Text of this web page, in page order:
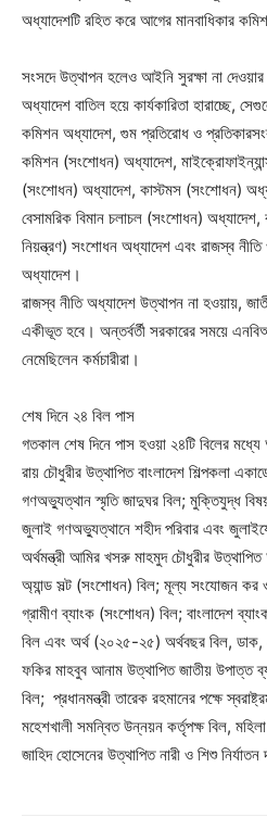
অধ্যাদেশটি রহিত করে আগের মানবাধিকার
সংসদে উত্থাপন হলেও আইনি সুরক্ষা না দেওয়ার
অধ্যাদেশ বাতিল হয়ে কার্যকারিতা হারাচ্ছে,
কমিশন অধ্যাদেশ, গুম প্রতিরোধ ও
কমিশন (সংশোধন) অধ্যাদেশ,
(সংশোধন) অধ্যাদেশ, কাস্টমস (সংশোধন)
বেসামরিক বিমান চলাচল (সংশোধন) অধ্যাদেশ,
নিয়ন্ত্রণ) সংশোধন অধ্যাদেশ এবং রাজস্ব
অধ্যাদেশ।
রাজস্ব নীতি অধ্যাদেশ উত্থাপন না হওয়ায়,
একীভূত হবে। অন্তর্বর্তী সরকারের সময়ে
নেমেছিলেন কর্মচারীরা।
শেষ দিনে ২৪ বিল পাস
গতকাল শেষ দিনে পাস হওয়া ২৪টি বিলের
রায় চৌধুরীর উত্থাপিত বাংলাদেশ শিল্পকলা
গণঅভ্যুত্থান স্মৃতি জাদুঘর বিল; মুক্তিযুদ্ধ
জুলাই গণঅভ্যুত্থানে শহীদ পরিবার এবং
অর্থমন্ত্রী আমির খসরু মাহমুদ চৌধুরীর
অ্যান্ড সল্ট (সংশোধন) বিল; মূল্য সংযোজন
গ্রামীণ ব্যাংক (সংশোধন) বিল; বাংলাদেশ
বিল এবং অর্থ (২০২৫-২৫) অর্থবছর বিল, ডাক,
ফকির মাহবুব আনাম উত্থাপিত জাতীয় উপাত্ত
বিল; প্রধানমন্ত্রী তারেক রহমানের পক্ষে
মহেশখালী সমন্বিত উন্নয়ন কর্তৃপক্ষ বিল,
জাহিদ হোসেনের উত্থাপিত নারী ও শিশু